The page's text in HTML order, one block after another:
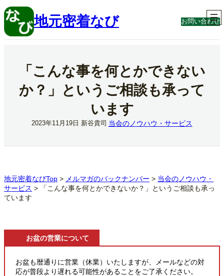
内
容
ス
地元密着なび お問い合わせ
「こんな事を何とかできない
か？」というご相談も承って
います
2023年11月19日 新谷貴司 当会のノウハウ・サービス
地元密着なびTop > メルマガのバックナンバー > 当会のノウハウ・
サービス >
「こんな事を何とかできないか？」というご相談も承っ
ています
お盆の営業について
お盆も暦通りに営業（休業）いたしますが、メールなどの対
応が普段より遅れる可能性があることをご了承ください。